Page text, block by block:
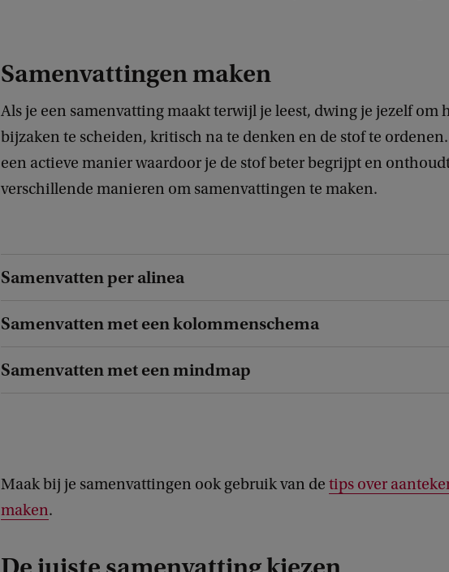
Samenvattingen maken
Als je een samenvatting maakt terwijl je leest, dwing je jezelf om
bijzaken te scheiden, kritisch na te denken en de stof te ordenen.
een actieve manier waardoor je de stof beter begrijpt en
verschillende manieren om samenvattingen te maken.
Samenvatten per alinea
Samenvatten met een kolommenschema
Samenvatten met een mindmap
Maak bij je samenvattingen ook gebruik van de tips over
maken.